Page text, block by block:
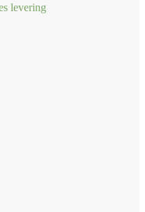
levering